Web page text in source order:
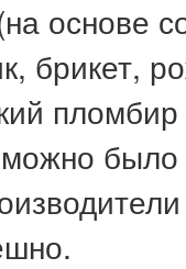
основе
брикет,
было